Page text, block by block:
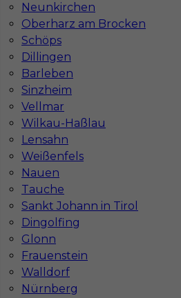
Neunkirchen
Oberharz am Brocken
Schöps
Dillingen
Barleben
Sinzheim
Vellmar
Wilkau-Haßlau
Lensahn
Weißenfels
Nauen
Tauche
Sankt Johann in Tirol
Dingolfing
Glonn
Frauenstein
Walldorf
Nürnberg
Kategoria Pracownicy fizyczni
Lokalizacja
Wymagane języki
Stawka 18 - 20 € / h
Stolarz - praca w Niemczech
Kategoria Stolarz